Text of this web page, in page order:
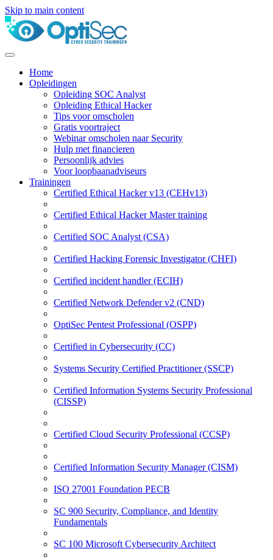
Skip to main content
Home
Opleidingen
Opleiding SOC Analyst
Opleiding Ethical Hacker
Tips voor omscholen
Gratis voortraject
Webinar omscholen naar Security
Hulp met financieren
Persoonlijk advies
Voor loopbaanadviseurs
Trainingen
Certified Ethical Hacker v13 (CEHv13)
Certified Ethical Hacker Master training
Certified SOC Analyst (CSA)
Certified Hacking Forensic Investigator (CHFI)
Certified incident handler (ECIH)
Certified Network Defender v2 (CND)
OptiSec Pentest Professional (OSPP)
Certified in Cybersecurity (CC)
Systems Security Certified Practitioner (SSCP)
Certified Information Systems Security Professional
(CISSP)
Certified Cloud Security Professional (CCSP)
Certified Information Security Manager (CISM)
ISO 27001 Foundation PECB
SC 900 Security, Compliance, and Identity
Fundamentals
SC 100 Microsoft Cybersecurity Architect